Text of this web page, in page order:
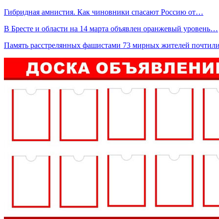
Гибридная амнистия. Как чиновники спасают Россию от…
В Бресте и области на 14 марта объявлен оранжевый уровень…
Память расстрелянных фашистами 73 мирных жителей